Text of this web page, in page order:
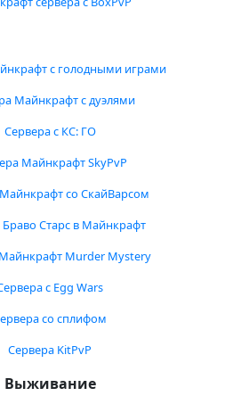
с голодными играми
Майнкрафт с дуэлями
Сервера с КС: ГО
Майнкрафт SkyPvP
со СкайВарсом
Старс в Майнкрафт
Murder Mystery
с Egg Wars
со сплифом
Сервера KitPvP
Выживание